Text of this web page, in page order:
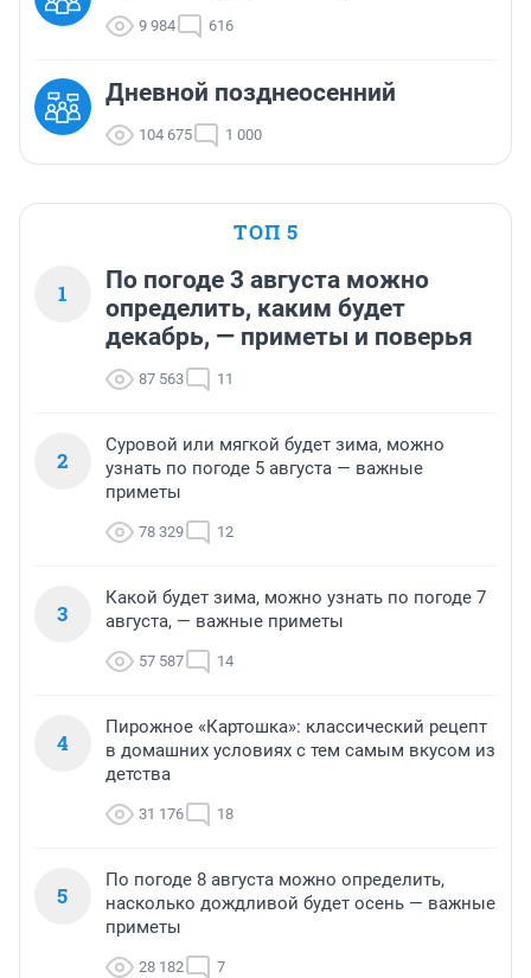
9 984 616
Дневной позднеосенний
104 675 1 000
ТОП 5
1
По погоде 3 августа можно
определить, каким будет
декабрь, — приметы и поверья
87 563 11
2
Суровой или мягкой будет зима, можно
узнать по погоде 5 августа — важные
приметы
78 329 12
3
Какой будет зима, можно узнать по погоде 7
августа, — важные приметы
57 587 14
4
Пирожное «Картошка»: классический рецепт
в домашних условиях с тем самым вкусом из
детства
31 176 18
5
По погоде 8 августа можно определить,
насколько дождливой будет осень — важные
приметы
28 182 7